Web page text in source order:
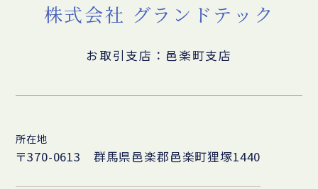
株式会社 グランドテック
お取引支店：邑楽町支店
所在地
〒370-0613 群馬県邑楽郡邑楽町狸塚1440